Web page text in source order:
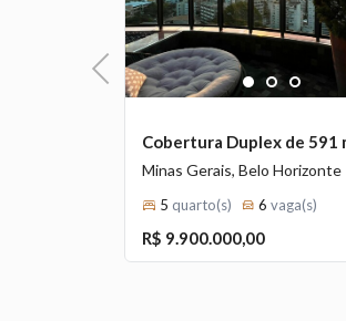
Previous
1 2 3
Minas Gerais, Belo Horizonte
5 quarto(s) 6 vaga(s)
R$ 9.900.000,00